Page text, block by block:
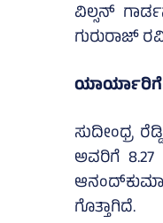
ವಿಲ್ಸನ್
ಗುರುರಾಜ್‌
ಯಾರ್ಯಾರಿಗೆ
ಸುದೀಂಧ್ರ
ಅವರಿಗೆ
ಗೊತ್ತಾಗಿದೆ.